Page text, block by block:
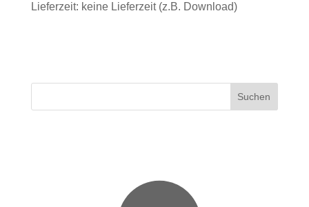
Lieferzeit: keine Lieferzeit (z.B. Download)
Suchen